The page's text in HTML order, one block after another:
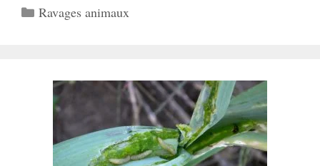
Catégories
Ravages animaux